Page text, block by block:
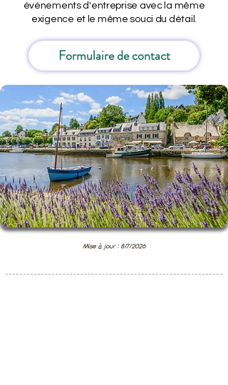
événements d'entreprise avec la même
exigence et le même souci du détail.
Formulaire de contact
Mise à jour : 8/7/2026